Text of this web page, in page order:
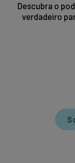
Descubra o
verdadeiro